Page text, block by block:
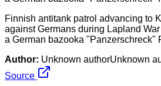
Finnish antitank patrol advancing to
against Germans during Lapland
a German bazooka "Panzerschreck"
Author: Unknown authorUnknown
Source